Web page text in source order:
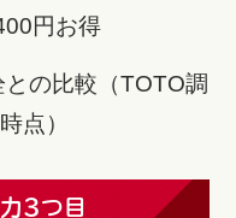
円お得
の比較（TOTO調
点）
3つ目